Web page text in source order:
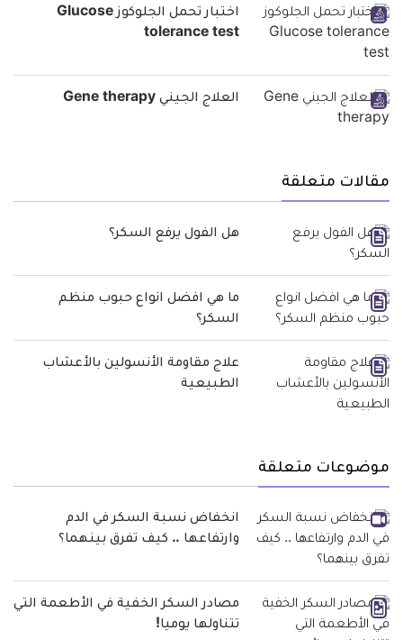
اختبار تحمل الجلوكوز Glucose
tolerance test
العلاج الجيني Gene therapy
مقالات متعلقة
هل الفول يرفع السكر؟
ما هي افضل انواع حبوب منظم
السكر؟
علاج مقاومة الأنسولين بالأعشاب
الطبيعية
موضوعات متعلقة
انخفاض نسبة السكر في الدم
وارتفاعها .. كيف تفرق بينهما؟
مصادر السكر الخفية في الأطعمة التي
تتناولها يوميا!